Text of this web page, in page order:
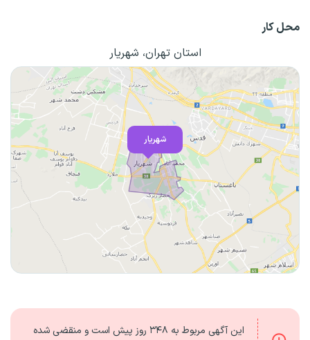
محل کار
استان تهران، شهریار
شهریار
این آگهی مربوط به ۳۴۸ روز
پیش است و منقضی شده